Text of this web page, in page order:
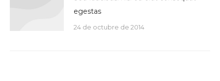
egestas
24 de octubre de 2014